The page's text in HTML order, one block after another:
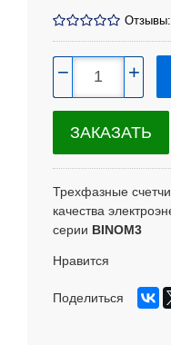
− +
ЗАКАЗАТЬ
Трехфазные
качества
серии BINOM3
Нравится
Поделиться